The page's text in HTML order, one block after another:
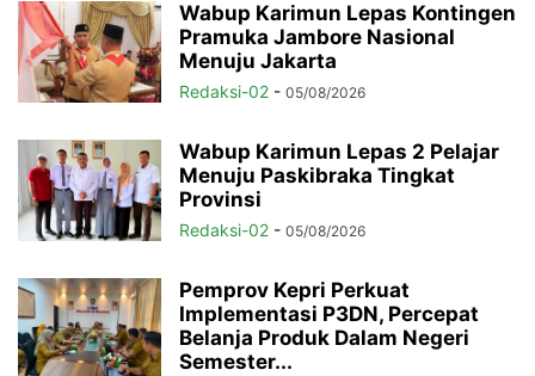
Wabup Karimun Lepas Kontingen
Pramuka Jambore Nasional
Menuju Jakarta
Redaksi-02 - 05/08/2026
Wabup Karimun Lepas 2 Pelajar
Menuju Paskibraka Tingkat
Provinsi
Redaksi-02 - 05/08/2026
Pemprov Kepri Perkuat
Implementasi P3DN, Percepat
Belanja Produk Dalam Negeri
Semester...